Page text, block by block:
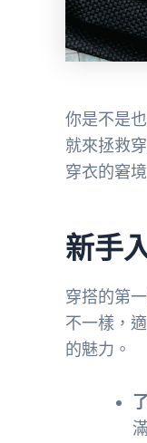
你是不是
就來拯救
穿衣的窘
新手
穿搭的第
不一樣，
的魅力。